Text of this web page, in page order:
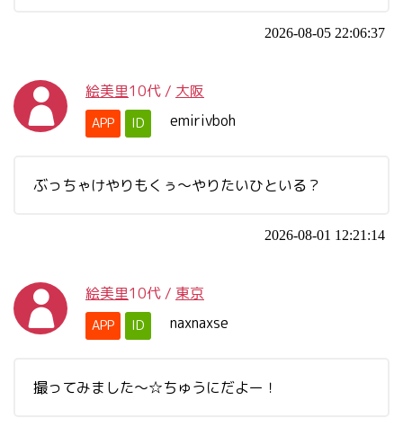
2026-08-05 22:06:37
絵美里10代 / 大阪
APP ID emirivboh
ぶっちゃけやりもくぅ～やりたいひといる？
2026-08-01 12:21:14
絵美里10代 / 東京
APP ID naxnaxse
撮ってみました～☆ちゅうにだよー！